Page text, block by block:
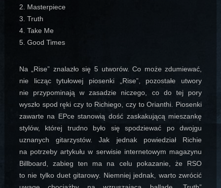
2. Masterpiece
3. Truth
4. Take Me
5. Good Times
Na „Rise” znalazło się 5 utworów. Co może zdumiewać,
nie licząc tytułowej piosenki „Rise”, pozostałe utwory
nie przypominają w zasadzie niczego, co do tej pory
wyszło spod ręki czy to Richiego, czy to Orianthi. Piosenki
zawarte na EPce stanowią dość zaskakującą mieszankę
stylów, której trudno było się spodziewać po dwojgu
uznanych gitarzystów. Jak jednak powiedział Richie
na potrzeby artykułu w serwisie internetowym magazynu
Billboard, zabieg ten ma na celu pokazanie, że RSO
to nie tylko duet gitarowy. Niemniej jednak, warto zwrócić